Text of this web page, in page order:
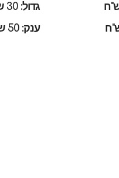
גדול: 30 ש"ח
ענק: 50 ש"ח